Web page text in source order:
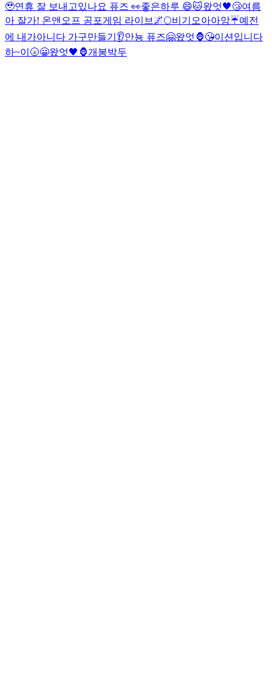
🥹연휴 잘 보내고있나요 퓨즈 👀좋은하루 😄🐱왔엇🖤😴여름
아 잘가! 온앤오프 공포게임 라이브 🌌🌕비기오아아앙☔️예전
에 내가아니다 가구만들기 👂안뇽 퓨즈🤗왔엇🦍😘이션입니다
하~이🌝😀왔엇🖤🦍개봉박두